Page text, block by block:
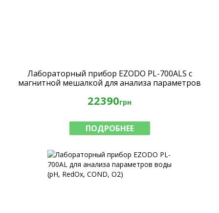
Лабораторный прибор EZODO PL-700ALS с
магнитной мешалкой для анализа параметров
22390грн
ПОДРОБНЕЕ